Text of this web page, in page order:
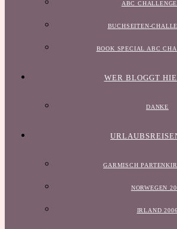
ABC
BUCHSEITEN-
BOOK SPECIAL ABC
WER BLOGGT
DANKE
GARMISCH
NORWEGEN
IRLAND 2006